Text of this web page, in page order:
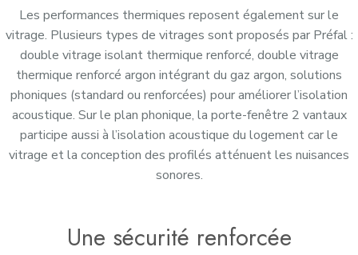
Les performances thermiques reposent également sur le
vitrage. Plusieurs types de vitrages sont proposés par Préfal :
double vitrage isolant thermique renforcé, double vitrage
thermique renforcé argon intégrant du gaz argon, solutions
phoniques (standard ou renforcées) pour améliorer l’isolation
acoustique. Sur le plan phonique, la porte-fenêtre 2 vantaux
participe aussi à l’isolation acoustique du logement car le
vitrage et la conception des profilés atténuent les nuisances
sonores.
Une sécurité renforcée